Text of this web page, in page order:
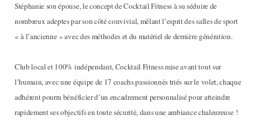
Stéphanie son épouse, le concept de Cocktail Fitness à su séduire de
nombreux adeptes par son côté convivial, mêlant l’esprit des salles de sport
« à l’ancienne » avec des méthodes et du matériel de dernière génération.
Club local et 100% indépendant, Cocktail Fitness mise avant tout sur
l’humain, avec une équipe de 17 coachs passionnés triés sur le volet, chaque
adhérent pourra bénéficier d’un encadrement personnalisé pour atteindre
rapidement ses objectifs en toute sécurité, dans une ambiance chaleureuse !